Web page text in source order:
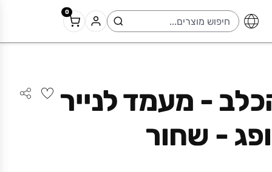
0
- מעמד לנייר
- שחור